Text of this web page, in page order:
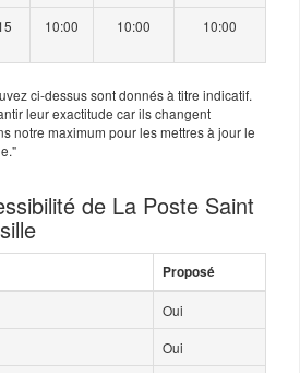
10:00 10:00 10:00
ci-dessus sont donnés à titre indicatif.
leur exactitude car ils changent
notre maximum pour les mettres à jour le
de La Poste Saint
Proposé
Oui
Oui